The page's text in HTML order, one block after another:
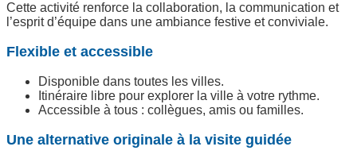
Cette activité renforce la collaboration, la communication et
l’esprit d’équipe dans une ambiance festive et conviviale.
Flexible et accessible
Disponible dans toutes les villes.
Itinéraire libre pour explorer la ville à votre rythme.
Accessible à tous : collègues, amis ou familles.
Une alternative originale à la visite guidée